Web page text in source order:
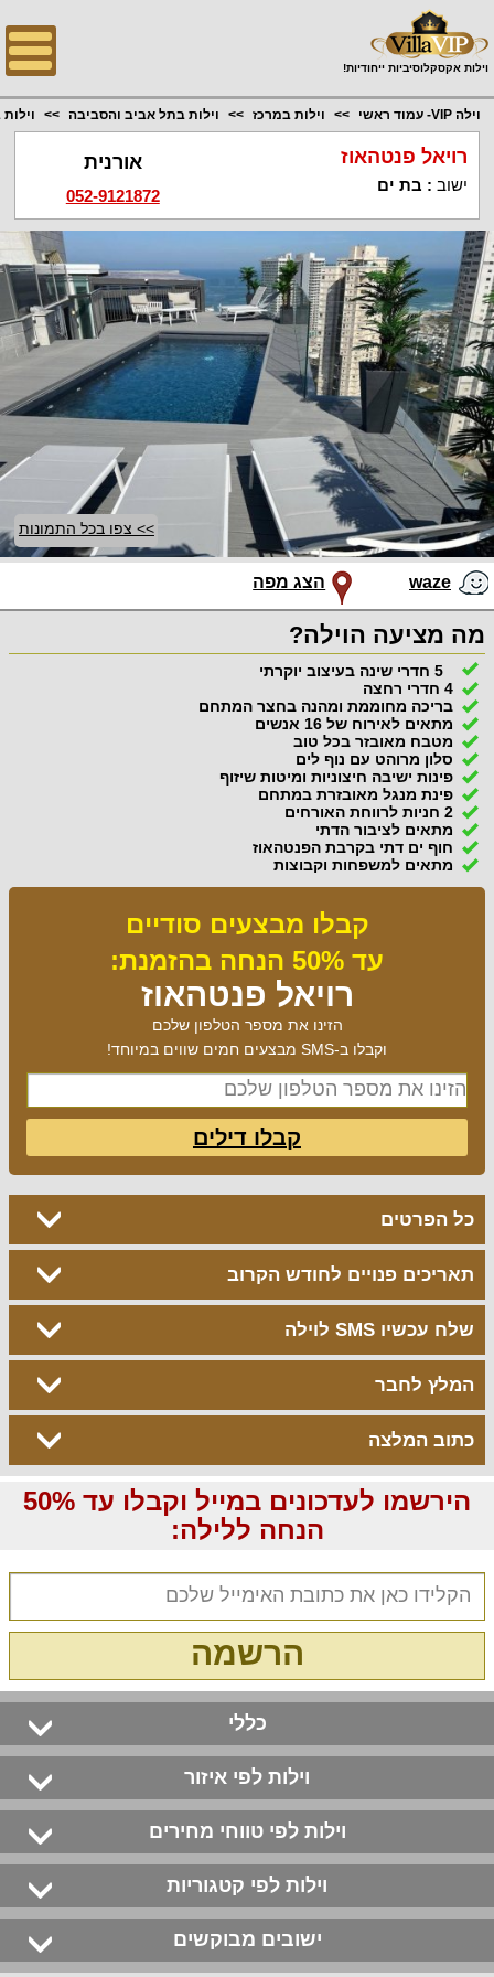
וילות אקסקלוסיביות ייחודיות!
וילה VIP- עמוד ראשי וילות במרכז וילות בתל אביב והסביבה
רויאל פנטהאוז
ישוב : בת ים
אורנית
052-9121872
>> צפו בכל התמונות
waze הצג מפה
מה מציעה הוילה?
5 חדרי שינה בעיצוב יוקרתי
4 חדרי רחצה
בריכה מחוממת ומהנה בחצר המתחם
מתאים לאירוח של 16 אנשים
מטבח מאובזר בכל טוב
סלון מרוהט עם נוף לים
פינות ישיבה חיצוניות ומיטות שיזוף
פינת מנגל מאובזרת במתחם
2 חניות לרווחת האורחים
מתאים לציבור הדתי
חוף ים דתי בקרבת הפנטהאוז
מתאים למשפחות וקבוצות
קבלו מבצעים סודיים
עד 50% הנחה בהזמנת:
רויאל פנטהאוז
הזינו את מספר הטלפון שלכם
וקבלו ב-SMS מבצעים חמים שווים במיוחד!
קבלו דילים
כל הפרטים
תאריכים פנויים לחודש הקרוב
שלח עכשיו SMS לוילה
המלץ לחבר
כתוב המלצה
הירשמו לעדכונים במייל וקבלו עד 50%
הנחה ללילה:
הרשמה
כללי
וילות לפי איזור
וילות לפי טווחי מחירים
וילות לפי קטגוריות
ישובים מבוקשים